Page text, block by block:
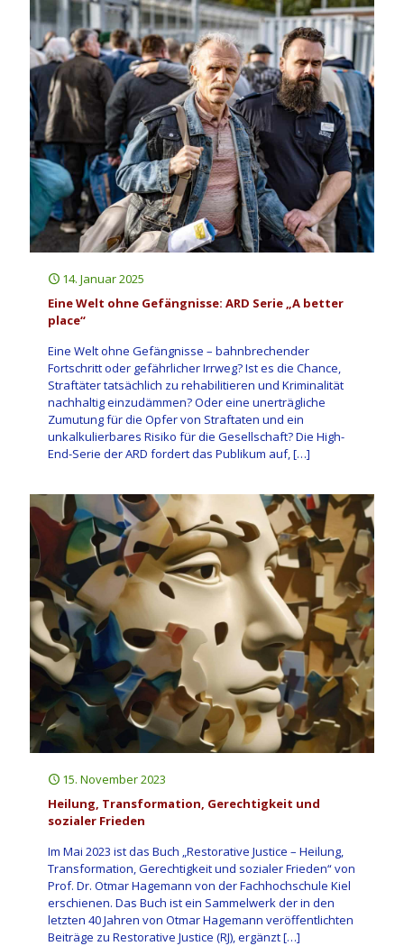
14. Januar 2025
Eine Welt ohne Gefängnisse: ARD Serie „A better
place“
Eine Welt ohne Gefängnisse – bahnbrechender
Fortschritt oder gefährlicher Irrweg? Ist es die Chance,
Straftäter tatsächlich zu rehabilitieren und Kriminalität
nachhaltig einzudämmen? Oder eine unerträgliche
Zumutung für die Opfer von Straftaten und ein
unkalkulierbares Risiko für die Gesellschaft? Die High-
End-Serie der ARD fordert das Publikum auf,[…]
15. November 2023
Heilung, Transformation, Gerechtigkeit und
sozialer Frieden
Im Mai 2023 ist das Buch „Restorative Justice – Heilung,
Transformation, Gerechtigkeit und sozialer Frieden“ von
Prof. Dr. Otmar Hagemann von der Fachhochschule Kiel
erschienen. Das Buch ist ein Sammelwerk der in den
letzten 40 Jahren von Otmar Hagemann veröffentlichten
Beiträge zu Restorative Justice (RJ), ergänzt[…]